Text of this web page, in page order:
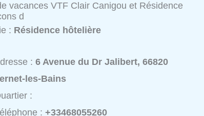
vacances VTF Clair Canigou et Résidence
d
: Résidence hôtelière
:6 Avenue du Dr Jalibert, 66820
les-Bains
:
:+33468055260